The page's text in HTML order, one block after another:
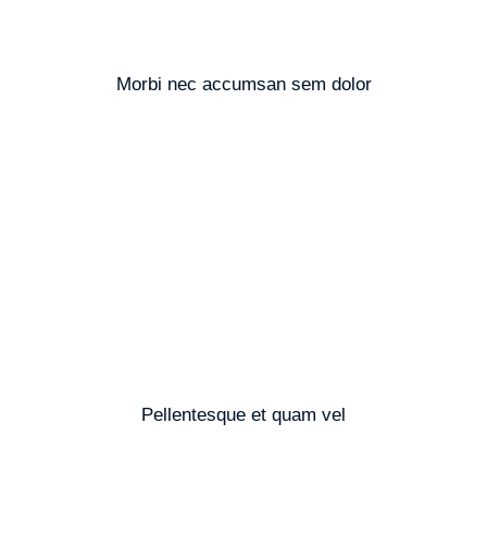
Morbi nec accumsan sem dolor
Pellentesque et quam vel